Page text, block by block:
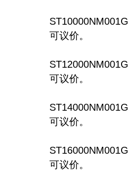
ST10000NM001G
可议价。
ST12000NM001G
可议价。
ST14000NM001G
可议价。
ST16000NM001G
可议价。